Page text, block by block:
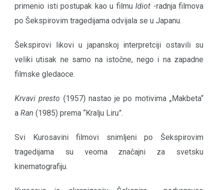
primenio isti postupak kao u filmu Idiot -radnja filmova
po Šekspirovim tragedijama odvijala se u Japanu.
Šekspirovi likovi u japanskoj interpretciji ostavili su
veliki utisak ne samo na istočne, nego i na zapadne
filmske gledaoce.
Krvavi presto (1957) nastao je po motivima „Makbeta“
a Ran (1985) prema “Kralju Liru”.
Svi Kurosavini filmovi snimljeni po Šekspirovim
tragedijama su veoma značajni za svetsku
kinematografiju.